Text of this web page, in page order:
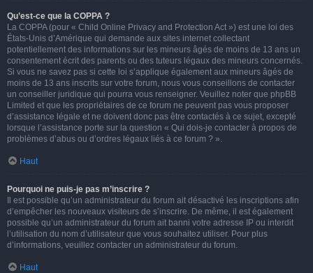
Qu’est-ce que la COPPA ?
La COPPA (pour « Child Online Privacy and Protection Act ») est une loi des
États-Unis d’Amérique qui demande aux sites internet collectant
potentiellement des informations sur les mineurs âgés de moins de 13 ans un
consentement écrit des parents ou des tuteurs légaux des mineurs concernés.
Si vous ne savez pas si cette loi s’applique également aux mineurs âgés de
moins de 13 ans inscrits sur votre forum, nous vous conseillons de contacter
un conseiller juridique qui pourra vous renseigner. Veuillez noter que phpBB
Limited et que les propriétaires de ce forum ne peuvent pas vous proposer
d’assistance légale et ne doivent donc pas être contactés à ce sujet, excepté
lorsque l’assistance porte sur la question « Qui dois-je contacter à propos de
problèmes d’abus ou d’ordres légaux liés à ce forum ? ».
Haut
Pourquoi ne puis-je pas m’inscrire ?
Il est possible qu’un administrateur du forum ait désactivé les inscriptions afin
d’empêcher les nouveaux visiteurs de s’inscrire. De même, il est également
possible qu’un administrateur du forum ait banni votre adresse IP ou interdit
l’utilisation du nom d’utilisateur que vous souhaitez utiliser. Pour plus
d’informations, veuillez contacter un administrateur du forum.
Haut